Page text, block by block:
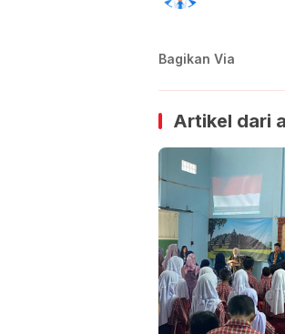
Bagikan Via
Artikel dari